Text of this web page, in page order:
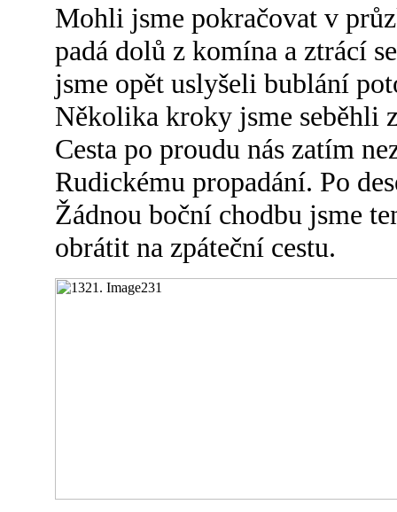
Mohli jsme pokračovat v
padá dolů z komína a ztrácí
jsme opět uslyšeli bublání
Několika kroky jsme seběhli
Cesta po proudu nás zatím
Rudickému propadání. Po
Žádnou boční chodbu jsme
obrátit na zpáteční cestu.